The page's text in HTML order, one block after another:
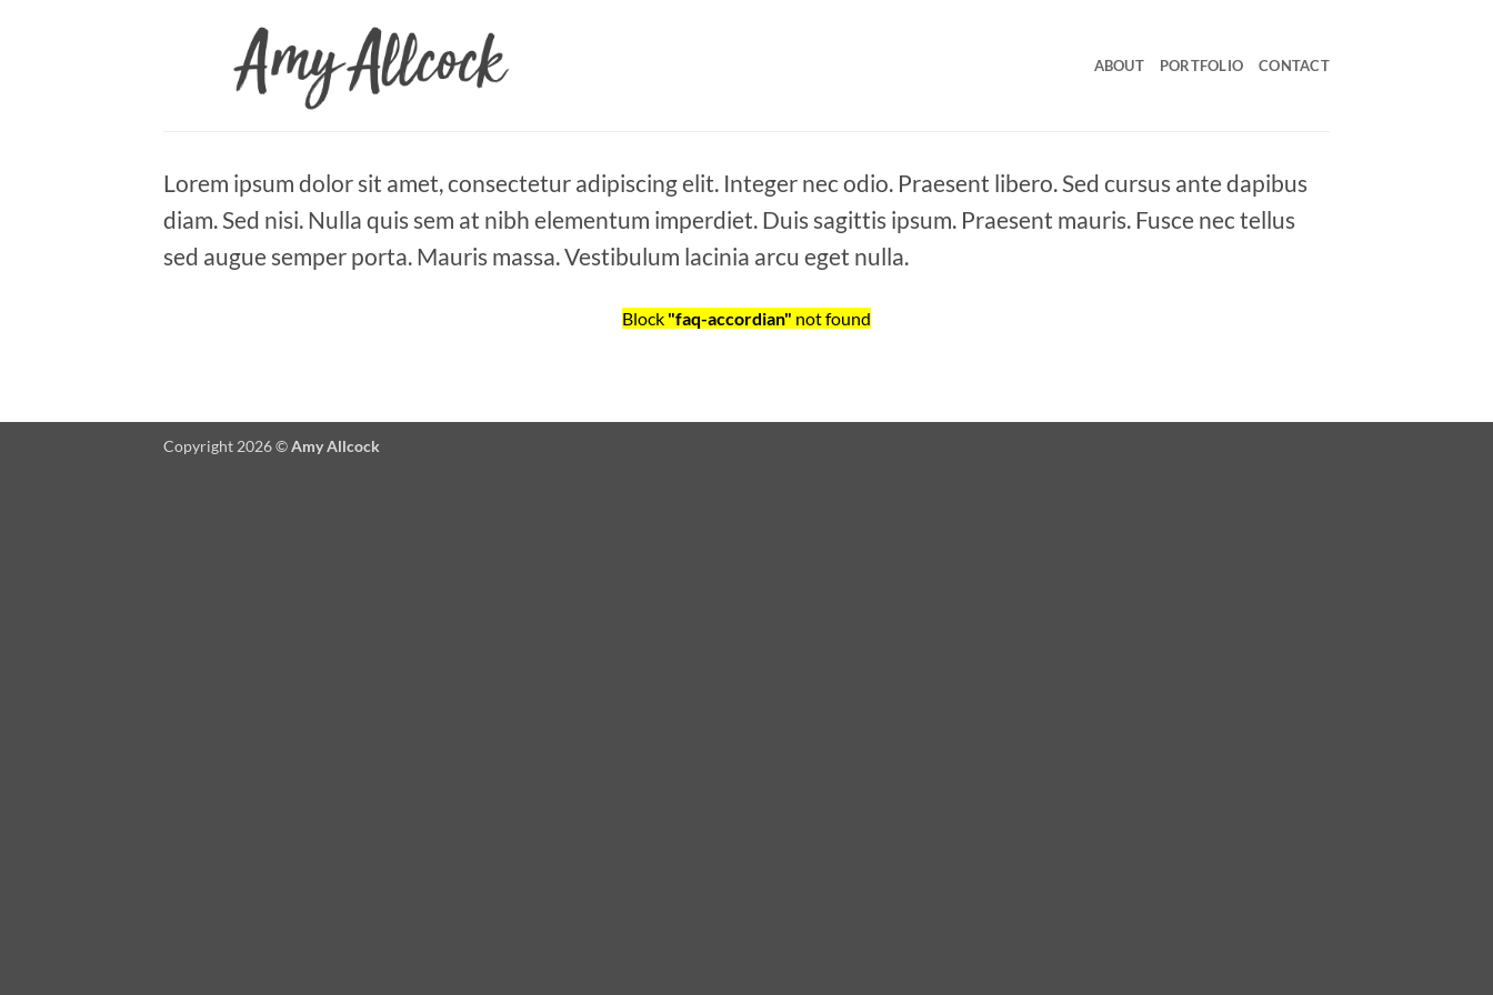
ABOUT PORTFOLIO CONTACT
Lorem ipsum dolor sit amet, consectetur adipiscing elit. Integer nec odio. Praesent libero. Sed cursus ante dapibus
diam. Sed nisi. Nulla quis sem at nibh elementum imperdiet. Duis sagittis ipsum. Praesent mauris. Fusce nec tellus
sed augue semper porta. Mauris massa. Vestibulum lacinia arcu eget nulla.
Block "faq-accordian" not found
Copyright 2026 ©Amy Allcock